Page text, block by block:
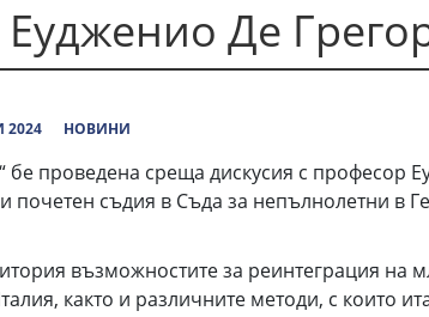
Де
НОВИНИ
проведена среща дискусия с професор
съдия в Съда за непълнолетни в
възможностите за реинтеграция на
както и различните методи, с които